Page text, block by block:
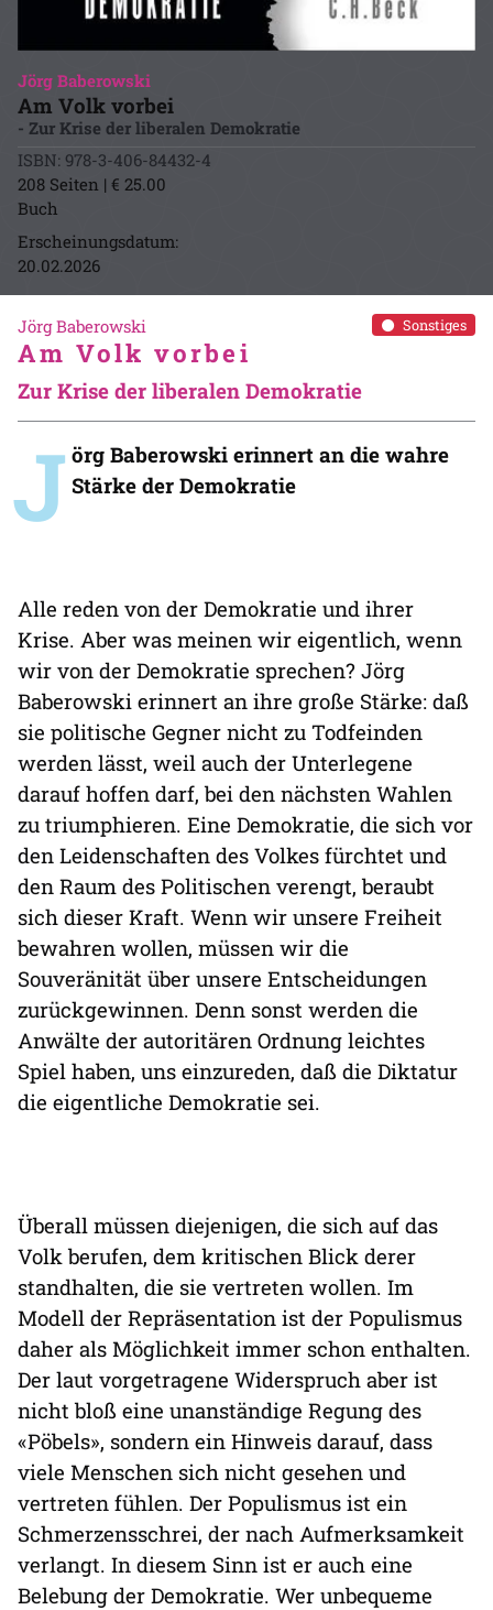
Jörg Baberowski
Am Volk vorbei
- Zur Krise der liberalen Demokratie
ISBN: 978-3-406-84432-4
208 Seiten | € 25.00
Buch
Erscheinungsdatum:
20.02.2026
Sonstiges
Jörg Baberowski
Am Volk vorbei
Zur Krise der liberalen Demokratie
J örg Baberowski erinnert an die wahre
Stärke der Demokratie
Alle reden von der Demokratie und ihrer
Krise. Aber was meinen wir eigentlich, wenn
wir von der Demokratie sprechen? Jörg
Baberowski erinnert an ihre große Stärke: daß
sie politische Gegner nicht zu Todfeinden
werden lässt, weil auch der Unterlegene
darauf hoffen darf, bei den nächsten Wahlen
zu triumphieren. Eine Demokratie, die sich vor
den Leidenschaften des Volkes fürchtet und
den Raum des Politischen verengt, beraubt
sich dieser Kraft. Wenn wir unsere Freiheit
bewahren wollen, müssen wir die
Souveränität über unsere Entscheidungen
zurückgewinnen. Denn sonst werden die
Anwälte der autoritären Ordnung leichtes
Spiel haben, uns einzureden, daß die Diktatur
die eigentliche Demokratie sei.
Überall müssen diejenigen, die sich auf das
Volk berufen, dem kritischen Blick derer
standhalten, die sie vertreten wollen. Im
Modell der Repräsentation ist der Populismus
daher als Möglichkeit immer schon enthalten.
Der laut vorgetragene Widerspruch aber ist
nicht bloß eine unanständige Regung des
«Pöbels», sondern ein Hinweis darauf, dass
viele Menschen sich nicht gesehen und
vertreten fühlen. Der Populismus ist ein
Schmerzensschrei, der nach Aufmerksamkeit
verlangt. In diesem Sinn ist er auch eine
Belebung der Demokratie. Wer unbequeme